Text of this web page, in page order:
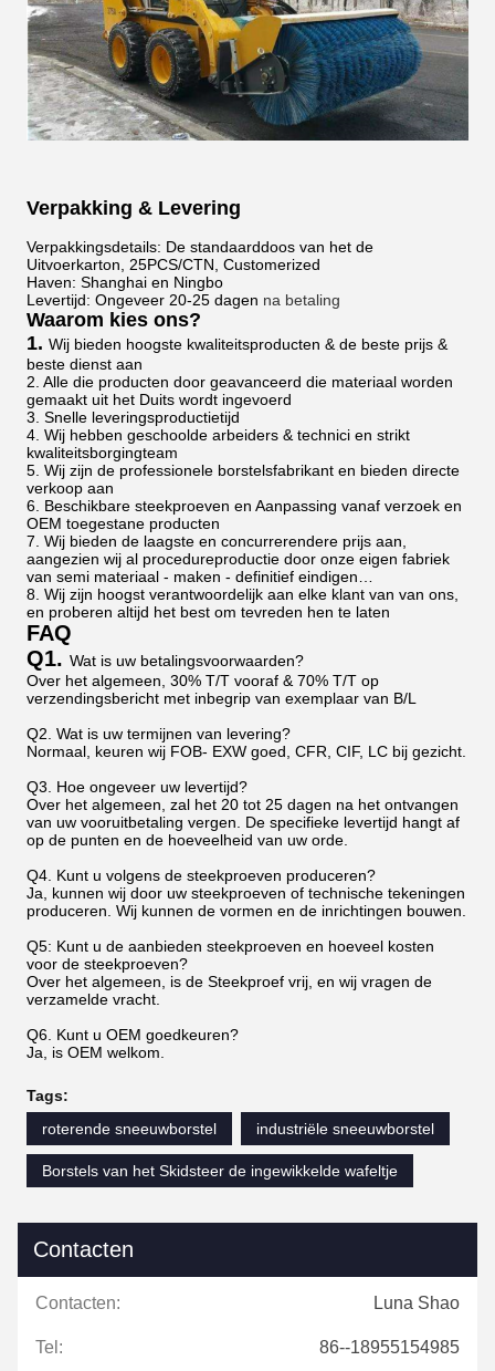
Verpakking & Levering
Verpakkingsdetails: De standaarddoos van het de
Uitvoerkarton, 25PCS/CTN, Customerized
Haven: Shanghai en Ningbo
Levertijd: Ongeveer 20-25 dagen na betaling
Waarom kies ons?
1. Wij bieden hoogste kwaliteitsproducten & de beste prijs &
beste dienst aan
2. Alle die producten door geavanceerd die materiaal worden
gemaakt uit het Duits wordt ingevoerd
3. Snelle leveringsproductietijd
4. Wij hebben geschoolde arbeiders & technici en strikt
kwaliteitsborgingteam
5. Wij zijn de professionele borstelsfabrikant en bieden directe
verkoop aan
6. Beschikbare steekproeven en Aanpassing vanaf verzoek en
OEM toegestane producten
7. Wij bieden de laagste en concurrerendere prijs aan,
aangezien wij al procedureproductie door onze eigen fabriek
van semi materiaal - maken - definitief eindigen…
8. Wij zijn hoogst verantwoordelijk aan elke klant van van ons,
en proberen altijd het best om tevreden hen te laten
FAQ
Q1. Wat is uw betalingsvoorwaarden?
Over het algemeen, 30% T/T vooraf & 70% T/T op
verzendingsbericht met inbegrip van exemplaar van B/L
Q2. Wat is uw termijnen van levering?
Normaal, keuren wij FOB- EXW goed, CFR, CIF, LC bij gezicht.
Q3. Hoe ongeveer uw levertijd?
Over het algemeen, zal het 20 tot 25 dagen na het ontvangen
van uw vooruitbetaling vergen. De specifieke levertijd hangt af
op de punten en de hoeveelheid van uw orde.
Q4. Kunt u volgens de steekproeven produceren?
Ja, kunnen wij door uw steekproeven of technische tekeningen
produceren. Wij kunnen de vormen en de inrichtingen bouwen.
Q5: Kunt u de aanbieden steekproeven en hoeveel kosten
voor de steekproeven?
Over het algemeen, is de Steekproef vrij, en wij vragen de
verzamelde vracht.
Q6. Kunt u OEM goedkeuren?
Ja, is OEM welkom.
Tags:
roterende sneeuwborstel
industriële sneeuwborstel
Borstels van het Skidsteer de ingewikkelde wafeltje
Contacten
Contacten: Luna Shao
Tel: 86--18955154985